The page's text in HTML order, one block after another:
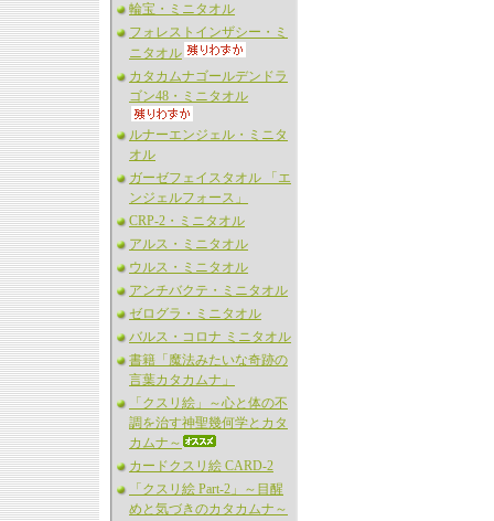
輪宝・ミニタオル
フォレストインザシー・ミ
ニタオル
カタカムナゴールデンドラ
ゴン48・ミニタオル
ルナーエンジェル・ミニタ
オル
ガーゼフェイスタオル 「エ
ンジェルフォース」
CRP-2・ミニタオル
アルス・ミニタオル
ウルス・ミニタオル
アンチバクテ・ミニタオル
ゼログラ・ミニタオル
バルス・コロナ ミニタオル
書籍「魔法みたいな奇跡の
言葉カタカムナ」
「クスリ絵」～心と体の不
調を治す神聖幾何学とカタ
カムナ～
カードクスリ絵 CARD-2
「クスリ絵 Part-2」～目醒
めと気づきのカタカムナ～